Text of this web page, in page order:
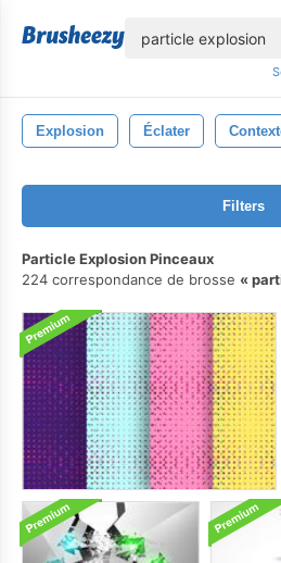
Explosion Éclater
Filters
Particle Explosion Pinceaux
224 correspondance de brosse